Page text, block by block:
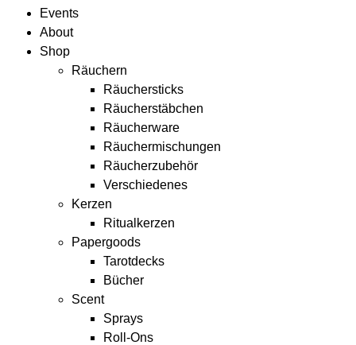
Events
About
Shop
Räuchern
Räuchersticks
Räucherstäbchen
Räucherware
Räuchermischungen
Räucherzubehör
Verschiedenes
Kerzen
Ritualkerzen
Papergoods
Tarotdecks
Bücher
Scent
Sprays
Roll-Ons